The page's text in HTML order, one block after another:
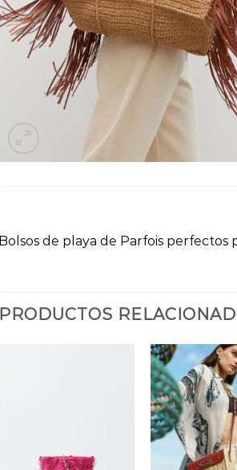
Bolsos de playa de Parfois perfectos
PRODUCTOS